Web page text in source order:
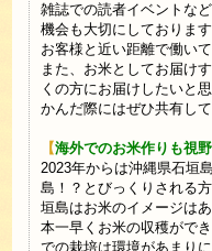
雑誌での読者イベントな
機会も大切にしております
お客様と近い距離で働い
また、お米としてお届け
くの方にお届けしたいと
かんだ際にはぜひ共有し
【海外でのお米作りも視
2023年からは沖縄県石垣
島！？とびっくりされる
垣島はお米のイメージは
本一早くお米の収穫がで
での栽培は環境があまり